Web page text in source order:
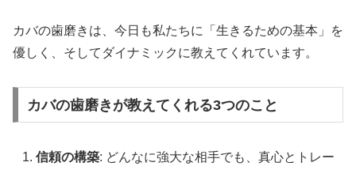
カバの歯磨きは、今日も私たちに「生きるための基本」を
優しく、そしてダイナミックに教えてくれています。
カバの歯磨きが教えてくれる3つのこと
信頼の構築: どんなに強大な相手でも、真心とトレー